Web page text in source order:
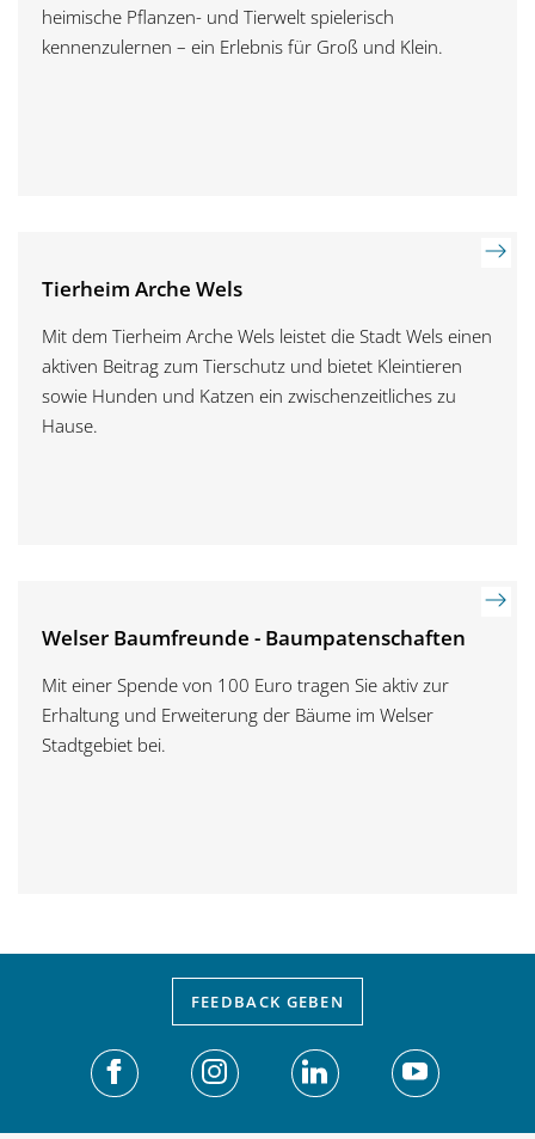
heimische Pflanzen- und Tierwelt spielerisch
kennenzulernen – ein Erlebnis für Groß und Klein.
Tierheim Arche Wels
Mit dem Tierheim Arche Wels leistet die Stadt Wels einen
aktiven Beitrag zum Tierschutz und bietet Kleintieren
sowie Hunden und Katzen ein zwischenzeitliches zu
Hause.
Welser Baumfreunde - Baumpatenschaften
Mit einer Spende von 100 Euro tragen Sie aktiv zur
Erhaltung und Erweiterung der Bäume im Welser
Stadtgebiet bei.
FEEDBACK GEBEN